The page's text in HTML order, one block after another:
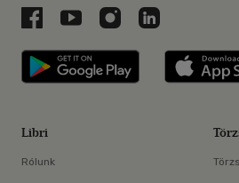
Libri a Facebookon
Libri a Youtube-on
Libri azLibri a
Libri
Libri
Rólunk